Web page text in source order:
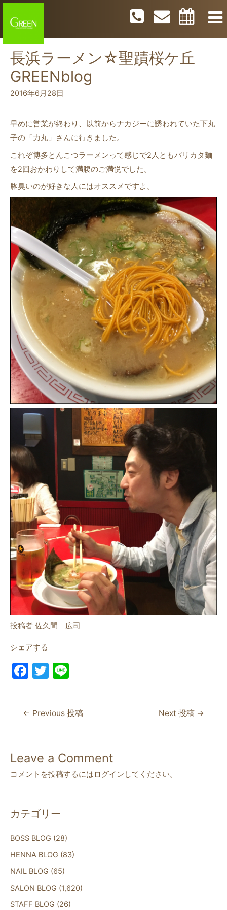
長浜ラーメン☆聖蹟桜ケ丘
GREENblog
2016年6月28日
早めに営業が終わり、以前からナカジーに誘われていた下丸
子の「力丸」さんに行きました。
これぞ博多とんこつラーメンって感じで2人ともバリカタ麺
を2回おかわりして満腹のご満悦でした。
豚臭いのが好きな人にはオススメですよ。
投稿者 佐久間 広司
シェアする
F
e
o
o
k
T
er
← Previous 投稿 Next 投稿 →
Leave a Comment
コメントを投稿するにはログイン してください。
カテゴリー
BOSS BLOG (28)
HENNA BLOG (83)
NAIL BLOG (65)
SALON BLOG (1,620)
STAFF BLOG (26)